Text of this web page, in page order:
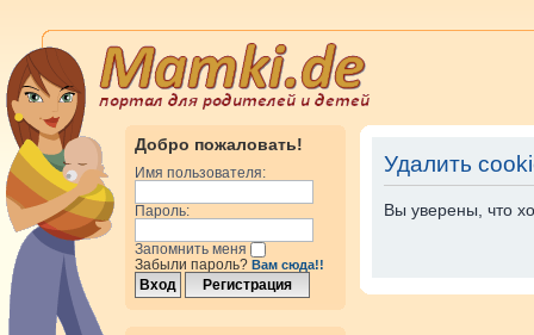
Добро пожаловать!
Имя пользователя:
Пароль:
Запомнить меня
Забыли пароль? Вам сюда!!
Удалить
Вы уверены, что